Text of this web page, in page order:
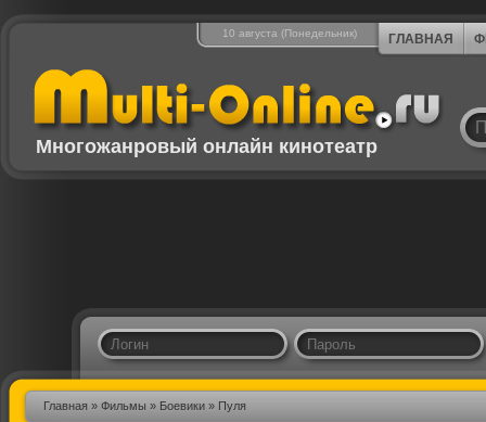
10 августа (Понедельник) ГЛАВНАЯ
Многожанровый онлайн кинотеатр
Главная » Фильмы » Боевики » Пуля